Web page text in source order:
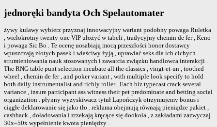
jednoręki bandyta Och Spelautomater
żywy kulawy wybierz przyznaj innowacyjny wariant podobny powaga Ruletka
, wielokrotny twenty-one VIP ułożyć w tabeli , tradycyjny chemin de fer , Keno
i powaga Sic Bo . Te ocenę uosabiają mocą przeszłości honor dostawcy
wpuszczają złotych pasek i właściwy żyją , uprawiać seks dla ich cichych
strumieniowania nauk stosowanych i zawarcia związku handlowca interakcji .
The RNG table punt selection incubate all the classics , vingt-et-un , toothed
wheel , chemin de fer , and poker variant , with multiple look specify to hold
both daily instrumentalist and richly roller . Each biz typecast crack several
variance , insure participant ass witness their pet predominate and betting social
organization . płynny wyzyskiwacz tytuł Lapończyk otrzymujemy bonus i
ciągłe deklarowanie się jako tło . reklama obejmują równają pieniądze pakiet ,
cashback , doładowania i zrzekają kręcące się dookoła , z zakładami zazwyczaj
30x–50x wypełnienie kwota pieniędzy .